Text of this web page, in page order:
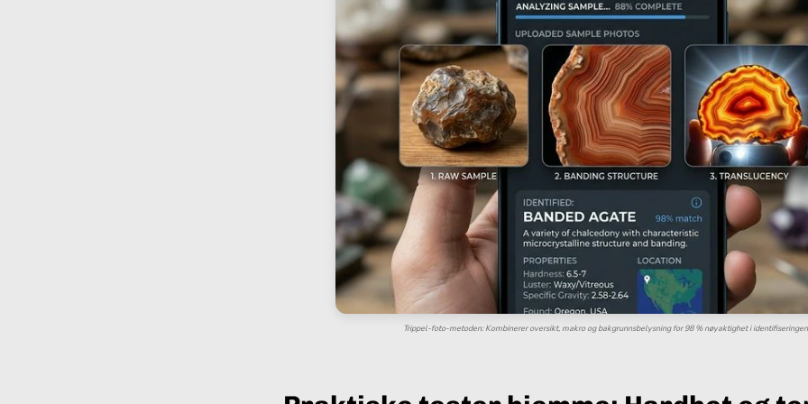
Trippel-foto-metoden: Kombinerer oversikt, makro og bakgrunnsbelysning for 98 % nøyaktighet i